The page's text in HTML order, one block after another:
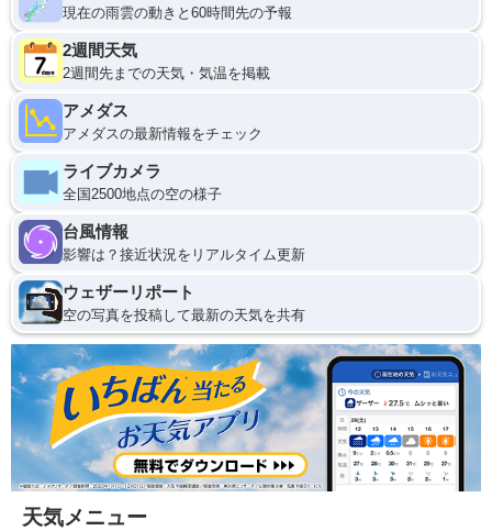
現在の雨雲の動きと60時間先の予報
2週間天気
2週間先までの天気・気温を掲載
アメダス
アメダスの最新情報をチェック
ライブカメラ
全国2500地点の空の様子
台風情報
影響は？接近状況をリアルタイム更新
ウェザーリポート
空の写真を投稿して最新の天気を共有
天気メニュー